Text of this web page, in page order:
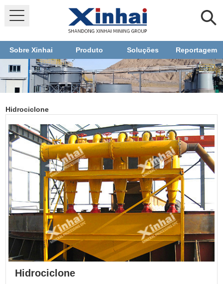
Sobre Xinhai Produto Soluções Reportagem
Hidrociclone
Hidrociclone